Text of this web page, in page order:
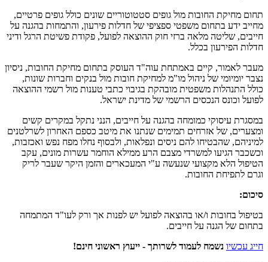
תחום מחיקת החובות מול גופים סטטוטוריים שונים כולל גופים פרטיים,
מחייב ידע בתחום משפטי ספציפי של חדלות פירעון, והתמחות בהגנה על
חייבים, שליטה מלאה ברזי חוק ההוצאה לפועל, פקודת פשיטת הרגל ודיני
חדלות הפירעון בכלל.
מעבר לאמור, קיים באמתחת עוה"ד העוסק בתחום מחיקת החובות, ניסיון
נצבר יומיומי של ניהול מו"מ למחיקת חובות מול בנקים וחברות שונות,
כולל התנהלות משפטית מובהקת בגיבוי כתבי טענות מול רשמי ההוצאה
לפועל וכונס הנכסים הרשמי של מדינת ישראל.
במסגרת עיסוקי כמומחה בהגנה על חייבים, הנני נתקל במקרים קשים
ומצערים, של אזרחים תמימים שנתנו את מיטב כספם האחרון לשרלטנים
למיניהם, שהבטיחו להם ניסים ונפלאות, ולבסוף נחלו מפח נפש ואכזבות,
וכשכבר הגיעו למשרדי מצבם הרע ממילא הוחמר עשרות מונים, עקב
הטיפול הלא מקצועי שנעשה ע"י המעכארים והזמן היקר שעבר לריק
וגרם לתפיחת החובות.
סיכום:
בטיפול בחובות ו/או בהוצאה לפועל יש לפנות אך ורק לעו"ד המתמחה
בתחום של הגנה על חייבים.
חייג עכשיו נשמח לעמוד לשרותך - ייעוץ ראשוני חינם!